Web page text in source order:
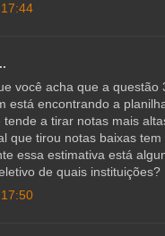
você acha que a
está encontrando a
a tirar notas mais
que tirou notas baixas
essa estimativa está
de quais instituições?